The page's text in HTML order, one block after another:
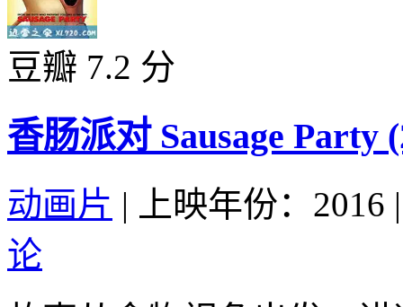
豆瓣 7.2 分
香肠派对 Sausage Party
动画片 | 上映年份：2016 |
论